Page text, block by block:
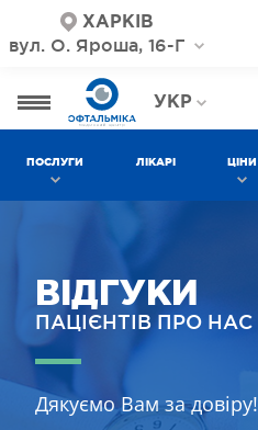
ХАРКІВ
вул. О. Яроша, 16-Г
УКР
РОС
ПОСЛУГИ ЛІКАРІ ЦІНИ
ВІДГУКИ
ПАЦІЄНТІВ ПРО НАС
Дякуємо Вам за довіру!